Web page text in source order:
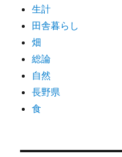
生計
田舎暮らし
畑
総論
自然
長野県
食